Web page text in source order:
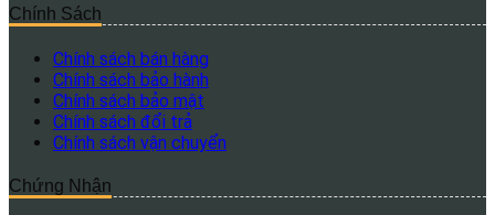
Chính Sách
Chính sách bán hàng
Chính sách bảo hành
Chính sách bảo mật
Chính sách đổi trả
Chính sách vận chuyển
Chứng Nhận